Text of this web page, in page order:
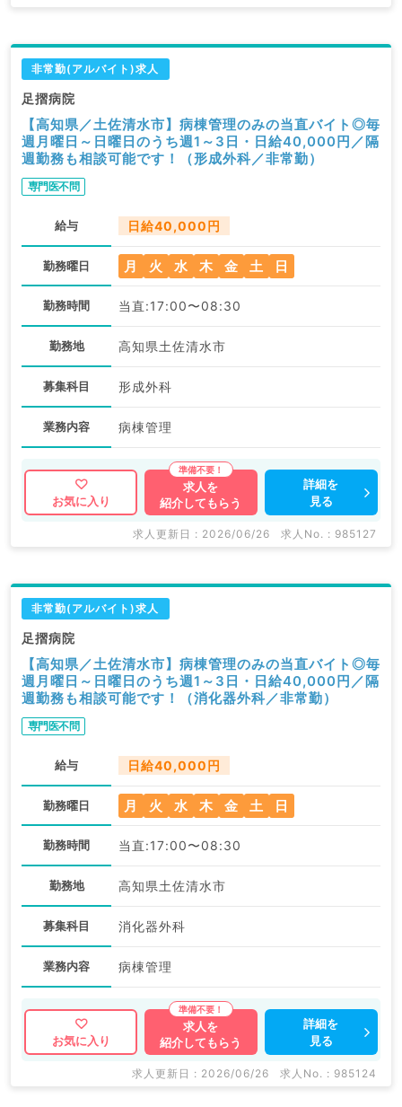
非常勤(アルバイト)求人
足摺病院
【高知県／土佐清水市】病棟管理のみの当直バイト◎毎
週月曜日～日曜日のうち週1～3日・日給40,000円／隔
週勤務も相談可能です！（形成外科／非常勤）
専門医不問
給与 日給40,000円
勤務曜日 月 火 水 木 金 土 日
勤務時間 当直:17:00〜08:30
勤務地 高知県土佐清水市
募集科目 形成外科
業務内容 病棟管理
お気に入り
求人を
紹介してもらう
詳細を
見る
求人更新日 : 2026/06/26 求人No. : 985127
非常勤(アルバイト)求人
足摺病院
【高知県／土佐清水市】病棟管理のみの当直バイト◎毎
週月曜日～日曜日のうち週1～3日・日給40,000円／隔
週勤務も相談可能です！（消化器外科／非常勤）
専門医不問
給与 日給40,000円
勤務曜日 月 火 水 木 金 土 日
勤務時間 当直:17:00〜08:30
勤務地 高知県土佐清水市
募集科目 消化器外科
業務内容 病棟管理
お気に入り
求人を
紹介してもらう
詳細を
見る
求人更新日 : 2026/06/26 求人No. : 985124